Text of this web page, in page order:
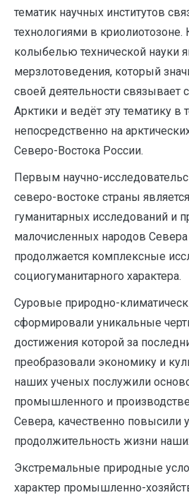
тематик научных институтов
технологиями в криолиотозоне.
колыбелью технической науки
мерзлотоведения, который
своей деятельности связывает
Арктики и ведёт эту тематику в
непосредственно на
Северо-Востока России.
Первым научно-
северо-востоке страны
гуманитарных исследований и
малочисленных народов
продолжается комплексные
социогуманитарного характера.
Суровые природно-
сформировали уникальные
достижения которой за
преобразовали экономику и
наших ученых послужили
промышленного и
Севера, качественно повысили
продолжительность жизни
Экстремальные природные
характер промышленно-